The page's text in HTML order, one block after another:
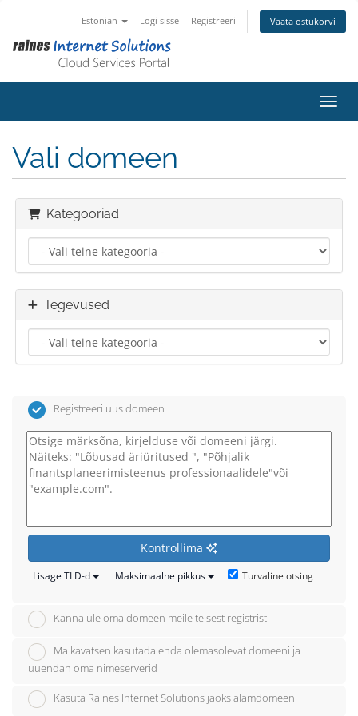
Estonian Logi sisse Registreeri Vaata ostukorvi
Vali domeen
Kategooriad
Tegevused
Registreeri uus domeen
Kontrollima
Lisage TLD-d Maksimaalne pikkus Turvaline otsing
Kanna üle oma domeen meile teisest registrist
Ma kavatsen kasutada enda olemasolevat domeeni ja
uuendan oma nimeserverid
Kasuta Raines Internet Solutions jaoks alamdomeeni